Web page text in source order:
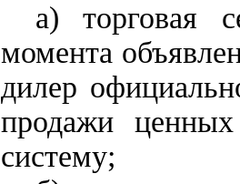
а) торговая
момента
дилер
продажи
систему;